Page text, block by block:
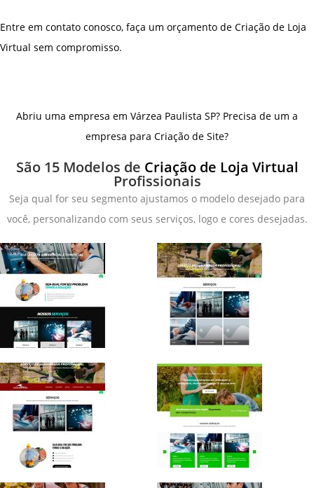
Entre em contato conosco, faça um orçamento de Criação de Loja
Virtual sem compromisso.
Abriu uma empresa em Várzea Paulista SP? Precisa de um a
empresa para Criação de Site?
São 15 Modelos de Criação de Loja Virtual
Profissionais
Seja qual for seu segmento ajustamos o modelo desejado para
você, personalizando com seus serviços, logo e cores desejadas.